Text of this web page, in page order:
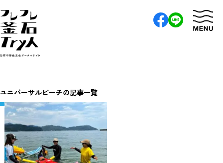
ユニバーサルビーチの記事一覧